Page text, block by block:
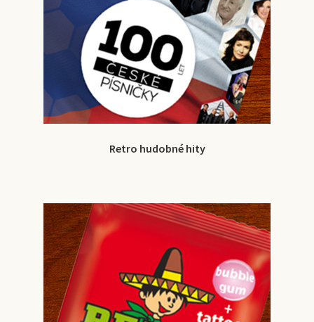
Retro hudobné hity